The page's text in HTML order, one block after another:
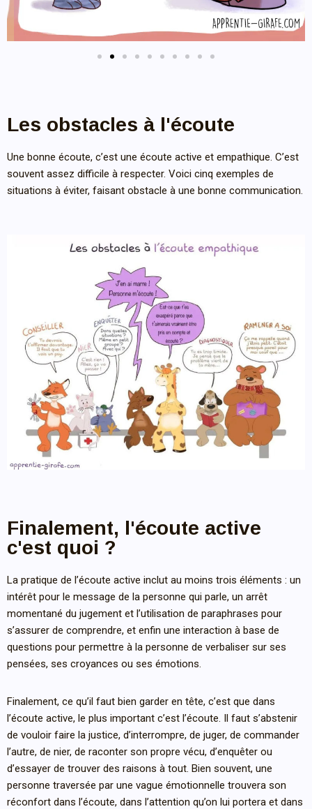
Les obstacles à l'écoute
Une bonne écoute, c’est une écoute active et empathique. C’est
souvent assez difficile à respecter. Voici cinq exemples de
situations à éviter, faisant obstacle à une bonne communication.
Finalement, l'écoute active
c'est quoi ?
La pratique de l’écoute active inclut au moins trois éléments : un
intérêt pour le message de la personne qui parle, un arrêt
momentané du jugement et l’utilisation de paraphrases pour
s’assurer de comprendre, et enfin une interaction à base de
questions pour permettre à la personne de verbaliser sur ses
pensées, ses croyances ou ses émotions.
Finalement, ce qu’il faut bien garder en tête, c’est que dans
l’écoute active, le plus important c’est l’écoute. Il faut s’abstenir
de vouloir faire la justice, d’interrompre, de juger, de commander
l’autre, de nier, de raconter son propre vécu, d’enquêter ou
d’essayer de trouver des raisons à tout. Bien souvent, une
personne traversée par une vague émotionnelle trouvera son
réconfort dans l’écoute, dans l’attention qu’on lui portera et dans